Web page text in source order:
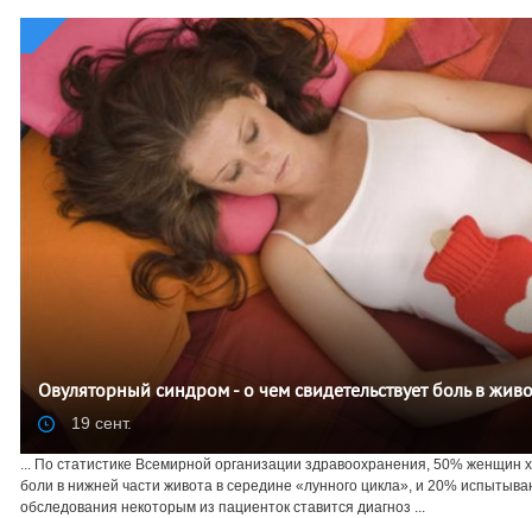
Овуляторный синдром - о чем свидетельствует боль в
19 сент.
... По статистике Всемирной организации здравоохранения, 50%
боли в нижней части живота в середине «лунного цикла», и 20%
обследования некоторым из пациенток ставится диагноз ...